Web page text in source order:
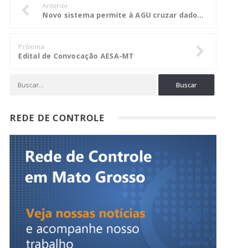
Anterior
Novo sistema permite à AGU cruzar dados para encontrar bens de devedores da União
Próxima
Edital de Convocação AESA-MT
REDE DE CONTROLE